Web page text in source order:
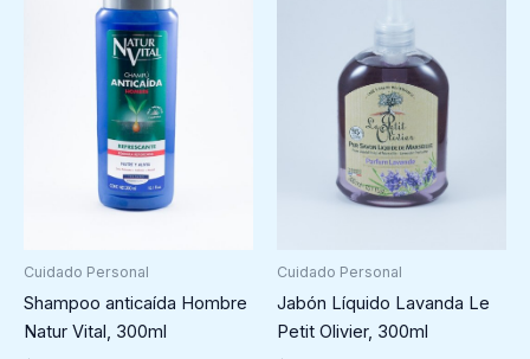
Cuidado Personal
Shampoo anticaída Hombre
Natur Vital, 300ml
Cuidado Personal
Jabón Líquido Lavanda Le
Petit Olivier, 300ml